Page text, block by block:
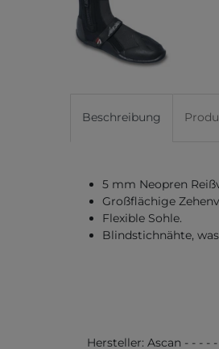
Beschreibung
5 mm Neopren
Großflächige
Flexible Sohle.
Blindstichnähte,
Hersteller: Ascan - - - - -